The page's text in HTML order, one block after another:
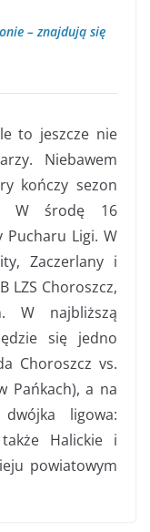
– znajdują się
to jeszcze nie
Niebawem
kończy sezon
W środę 16
Pucharu Ligi. W
Zaczerlany i
LZS Choroszcz,
W najbliższą
się jedno
Choroszcz vs.
Pańkach), a na
ligowa:
Halickie i
powiatowym